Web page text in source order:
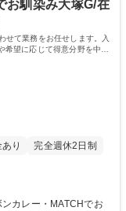
お馴染み大塚G/在
せて業務をお任せします。入
望に応じて得意分野を中心
り
完全週休2日制